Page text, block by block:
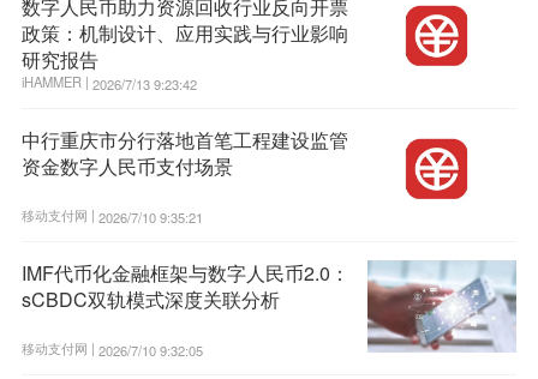
数字人民币助力资源回收行业反向开票
政策：机制设计、应用实践与行业影响
研究报告
iHAMMER | 2026/7/13 9:23:42
中行重庆市分行落地首笔工程建设监管
资金数字人民币支付场景
移动支付网 | 2026/7/10 9:35:21
IMF代币化金融框架与数字人民币2.0：
sCBDC双轨模式深度关联分析
移动支付网 | 2026/7/10 9:32:05